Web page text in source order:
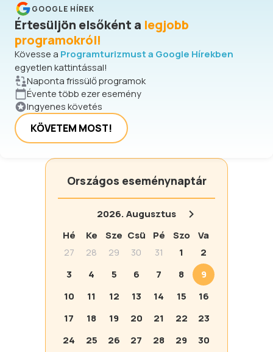
GOOGLE HÍREK
Értesüljön elsőként a legjobb
programokról!
Kövesse a Programturizmust a Google Hírekben
egyetlen kattintással!
Naponta frissülő programok
Évente több ezer esemény
Ingyenes követés
KÖVETEM MOST!
Országos eseménynaptár
2026.Augusztus
Hé
Ke Sze Csü Pé Szo
Va
27
28 29 30 31 1
2
3
4 5 6 7 8
9
10
11 12 13 14 15
16
17
18 19 20 21 22
23
24
25 26 27 28 29
30